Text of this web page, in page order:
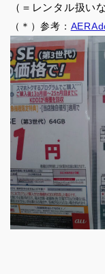
（＝レンタル扱い
（＊）参考：